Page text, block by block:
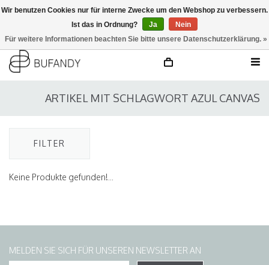
ARTIKEL MIT SCHLAGWORT AZUL CANVAS
FILTER
Keine Produkte gefunden!...
MELDEN SIE SICH FÜR UNSEREN NEWSLETTER AN
Wir benutzen Cookies nur für interne Zwecke um den Webshop zu verbessern.
Ist das in Ordnung?
Ja
Nein
Für weitere Informationen beachten Sie bitte unsere Datenschutzerklärung. »